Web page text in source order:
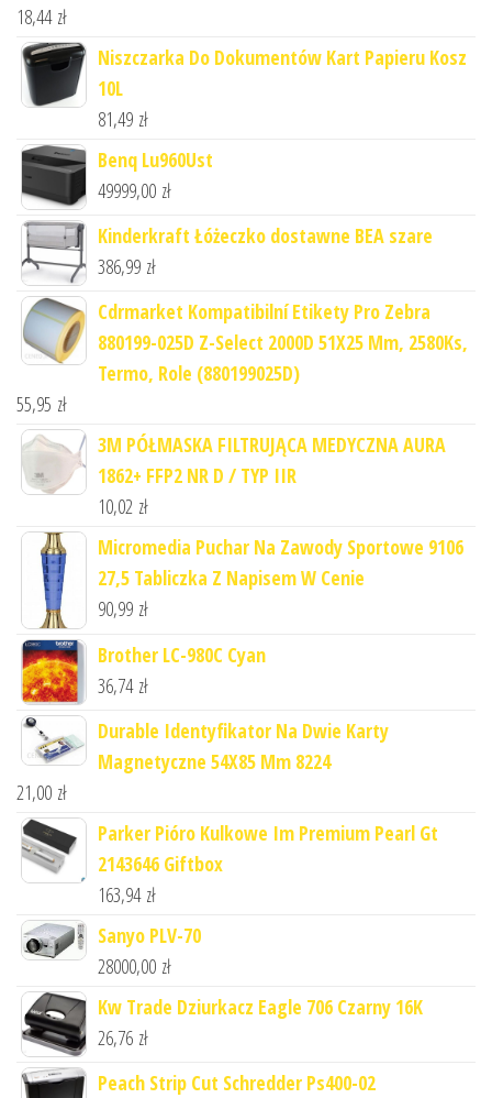
18,44 zł
Niszczarka Do Dokumentów Kart Papieru Kosz
10L
81,49 zł
Benq Lu960Ust
49999,00 zł
Kinderkraft Łóżeczko dostawne BEA szare
386,99 zł
Cdrmarket Kompatibilní Etikety Pro Zebra
880199-025D Z-Select 2000D 51X25 Mm, 2580Ks,
Termo, Role (880199025D)
55,95 zł
3M PÓŁMASKA FILTRUJĄCA MEDYCZNA AURA
1862+ FFP2 NR D / TYP IIR
10,02 zł
Micromedia Puchar Na Zawody Sportowe 9106
27,5 Tabliczka Z Napisem W Cenie
90,99 zł
Brother LC-980C Cyan
36,74 zł
Durable Identyfikator Na Dwie Karty
Magnetyczne 54X85 Mm 8224
21,00 zł
Parker Pióro Kulkowe Im Premium Pearl Gt
2143646 Giftbox
163,94 zł
Sanyo PLV-70
28000,00 zł
Kw Trade Dziurkacz Eagle 706 Czarny 16K
26,76 zł
Peach Strip Cut Schredder Ps400-02